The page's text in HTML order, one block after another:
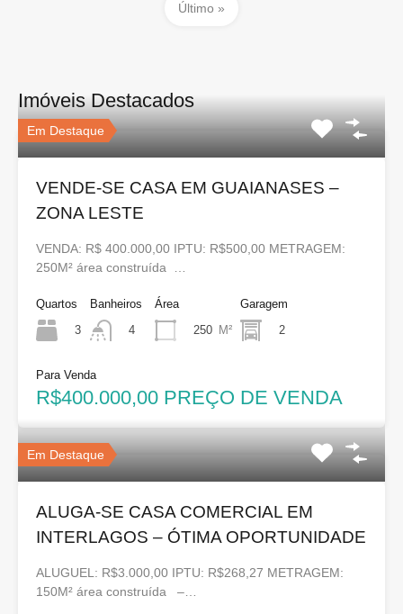
Último »
Imóveis Destacados
Em Destaque
VENDE-SE CASA EM GUAIANASES –
ZONA LESTE
VENDA: R$ 400.000,00 IPTU: R$500,00 METRAGEM:
250M² área construída …
Quartos
3
Banheiros
4
Área
250 M²
Garagem
2
Para Venda
R$400.000,00 PREÇO DE VENDA
Em Destaque
ALUGA-SE CASA COMERCIAL EM
INTERLAGOS – ÓTIMA OPORTUNIDADE
ALUGUEL: R$3.000,00 IPTU: R$268,27 METRAGEM:
150M² área construída –…